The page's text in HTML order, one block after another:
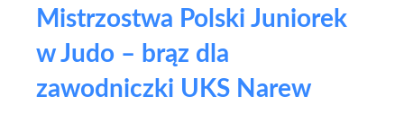
Mistrzostwa Polski Juniorek
w Judo – brąz dla
zawodniczki UKS Narew